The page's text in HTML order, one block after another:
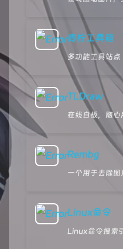
青柠工具箱
多功能工具站点
TLDraw
在线白板，随心
Rembg
一个用于去除图
Linux命令
Linux命令搜索